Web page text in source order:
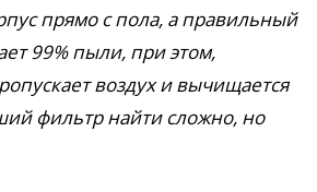
прямо с пола, а правильный
99% пыли, при этом,
воздух и вычищается
фильтр найти сложно, но